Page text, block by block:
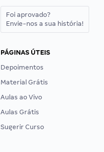
Foi aprovado?
Envie-nos a sua história!
PÁGINAS ÚTEIS
Depoimentos
Material Grátis
Aulas ao Vivo
Aulas Grátis
Sugerir Curso